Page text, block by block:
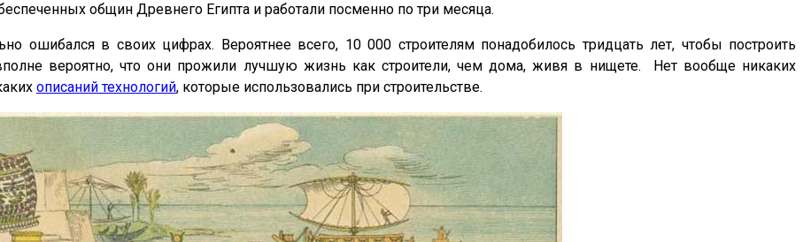
общин Древнего Египта и работали посменно по три месяца.
ошибался в своих цифрах. Вероятнее всего, 10 000 строителям понадобилось тридцать лет, чтобы построить
вероятно, что они прожили лучшую жизнь как строители, чем дома, живя в нищете. Нет вообще никаких
описаний технологий, которые использовались при строительстве.